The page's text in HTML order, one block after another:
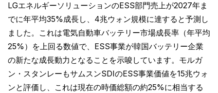
LGエネルギーソリューションのESS部門売上が2027年ま
でに年平均35%成長し、4兆ウォン規模に達すると予測し
ました。これは電気自動車バッテリー市場成長率（年平均
25%）を上回る数値で、ESS事業が韓国バッテリー企業
の新たな成長動力となることを示唆しています。モルガ
ン・スタンレーもサムスンSDIのESS事業価値を15兆ウォ
ンと評価し、これは現在の時価総額の約25%に相当する